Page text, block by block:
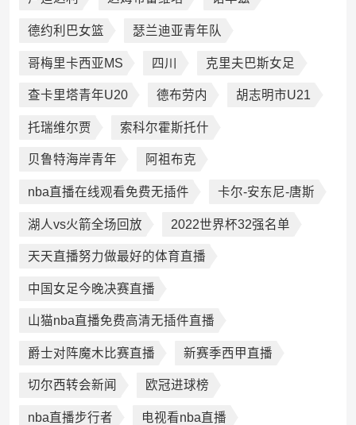
德约利巴女篮 瑟兰迪亚青年队
哥梅里卡西亚MS 四川 克里夫巴斯女足
查卡里塔青年U20 德布劳内 胡志明市U21
托瑞维尔贾 索科尔霍斯托什
贝鲁特海岸青年 阿祖布克
nba直播在线观看免费无插件 卡尔-安东尼-唐斯
湖人vs火箭全场回放 2022世界杯32强名单
天天直播努力做最好的体育直播
中国女足今晚决赛直播
山猫nba直播免费高清无插件直播
爵士对阵魔木比赛直播 新赛季西甲直播
切尔西转会新闻 欧冠进球榜
nba直播步行者 电视看nba直播